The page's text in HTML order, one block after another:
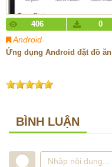
406 0
Android
Ứng dụng Android đặt đồ ăn
BÌNH LUẬN